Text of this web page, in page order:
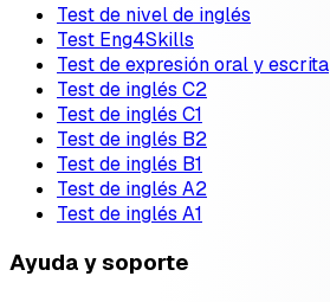
Test de nivel de inglés
Test Eng4Skills
Test de expresión oral y escrita
Test de inglés C2
Test de inglés C1
Test de inglés B2
Test de inglés B1
Test de inglés A2
Test de inglés A1
Ayuda y soporte